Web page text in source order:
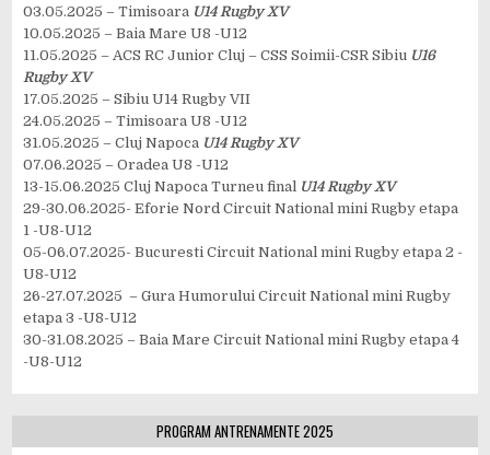
03.05.2025 – Timisoara U14 Rugby XV
10.05.2025 – Baia Mare U8 -U12
11.05.2025 – ACS RC Junior Cluj – CSS Soimii-CSR Sibiu U16
Rugby XV
17.05.2025 – Sibiu U14 Rugby VII
24.05.2025 – Timisoara U8 -U12
31.05.2025 – Cluj Napoca U14 Rugby XV
07.06.2025 – Oradea U8 -U12
13-15.06.2025 Cluj Napoca Turneu final U14 Rugby XV
29-30.06.2025- Eforie Nord Circuit National mini Rugby etapa
1 -U8-U12
05-06.07.2025- Bucuresti Circuit National mini Rugby etapa 2 -
U8-U12
26-27.07.2025 – Gura Humorului Circuit National mini Rugby
etapa 3 -U8-U12
30-31.08.2025 – Baia Mare Circuit National mini Rugby etapa 4
-U8-U12
PROGRAM ANTRENAMENTE 2025